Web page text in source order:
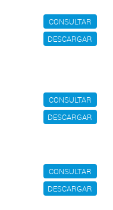
CONSULTAR
DESCARGAR
CONSULTAR
DESCARGAR
CONSULTAR
DESCARGAR